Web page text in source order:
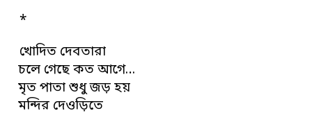
*
খোদিত দেবতারা
চলে গেছে কত আগে…
মৃত পাতা শুধু জড় হয়
মন্দির দেওড়িতে